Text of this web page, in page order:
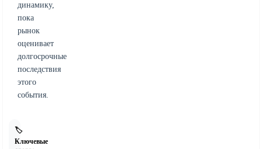
динамику,
пока
рынок
оценивает
долгосрочные
последствия
этого
события.
🏷️
Ключевые